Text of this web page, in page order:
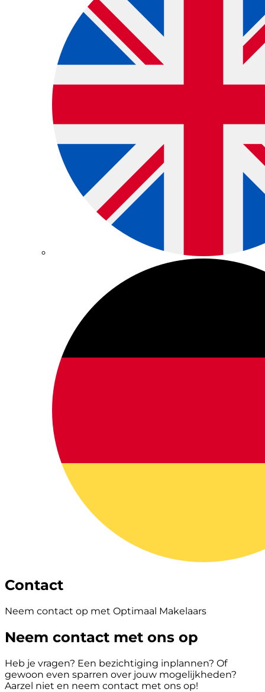
Contact
Neem contact op met Optimaal Makelaars
Neem contact met ons op
Heb je vragen? Een bezichtiging inplannen? Of
gewoon even sparren over jouw mogelijkheden?
Aarzel niet en neem contact met ons op!